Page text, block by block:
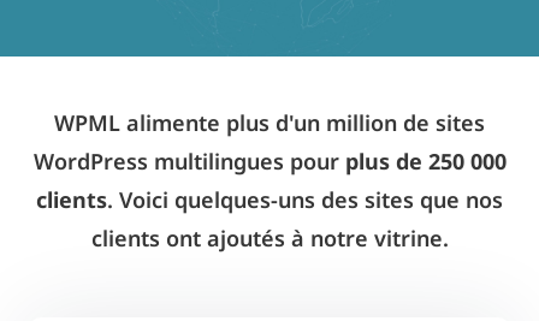
WPML alimente plus d'un million de sites
WordPress multilingues pour plus de 250 000
clients. Voici quelques-uns des sites que nos
clients ont ajoutés à notre vitrine.